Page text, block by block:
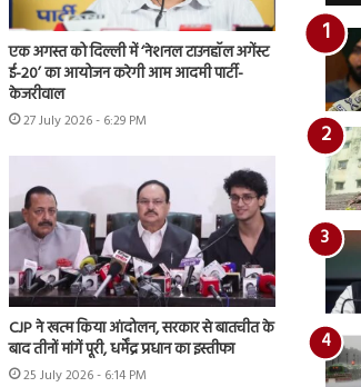
एक अगस्त को दिल्ली में ‘नेशनल टाउनहॉल अगेंस्ट
ई-20’ का आयोजन करेगी आम आदमी पार्टी-
केजरीवाल
27 July 2026 - 6:29 PM
CJP ने खत्म किया आंदोलन, सरकार से बातचीत के
बाद तीनों मांगें पूरी, धर्मेंद्र प्रधान का इस्तीफा
25 July 2026 - 6:14 PM